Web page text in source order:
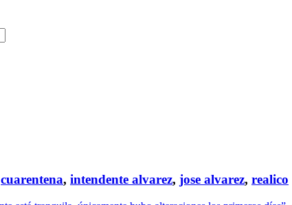
cuarentena, intendente alvarez, jose alvarez, realico